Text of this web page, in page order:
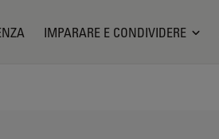
IMPARARE E CONDIVIDERE